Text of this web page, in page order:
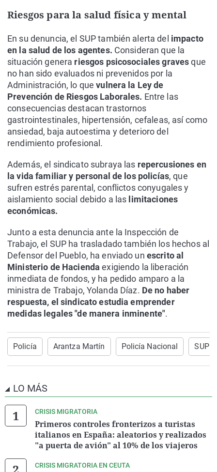
Riesgos para la salud física y mental
En su denuncia, el SUP también alerta del impacto
en la salud de los agentes. Consideran que la
situación genera riesgos psicosociales gravesque
no han sido evaluados ni prevenidos por la
Administración, lo quevulnera la Ley de
Prevención de Riesgos Laborales. Entre las
consecuencias destacan trastornos
gastrointestinales, hipertensión, cefaleas, así como
ansiedad, baja autoestima y deterioro del
rendimiento profesional.
Además, el sindicato subraya las repercusiones en
la vida familiar y personal de los policías, que
sufren estrés parental, conflictos conyugales y
aislamiento social debido a las limitaciones
económicas.
Junto a esta denuncia ante la Inspección de
Trabajo, el SUP ha trasladado también los hechos al
Defensor del Pueblo, ha enviado un escrito al
Ministerio de Hacienda exigiendo la liberación
inmediata de fondos, y ha pedido amparo a la
ministra de Trabajo, Yolanda Díaz. De no haber
respuesta, el sindicato estudia emprender
medidas legales "de manera inminente".
Policía Arantza Martín Policía Nacional SUP
LO MÁS
CRISIS MIGRATORIA
Primeros controles fronterizos a turistas
italianos en España: aleatorios y realizados
"a puerta de avión" al 10% de los viajeros
CRISIS MIGRATORIA EN CEUTA